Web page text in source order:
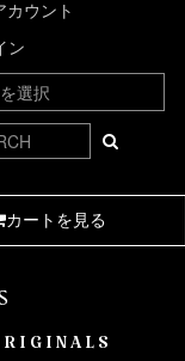
カウント
ン
カートを見る